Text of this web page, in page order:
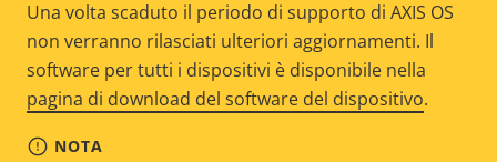
Una volta scaduto il periodo di supporto di AXIS OS
non verranno rilasciati ulteriori aggiornamenti. Il
software per tutti i dispositivi è disponibile nella
pagina di download del software del dispositivo.
NOTA